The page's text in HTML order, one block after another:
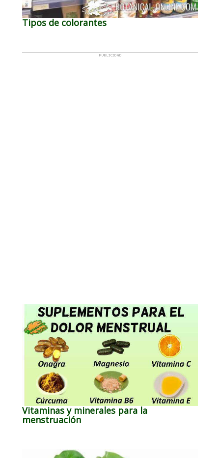
Tipos de colorantes
Vitaminas y minerales para la
menstruación